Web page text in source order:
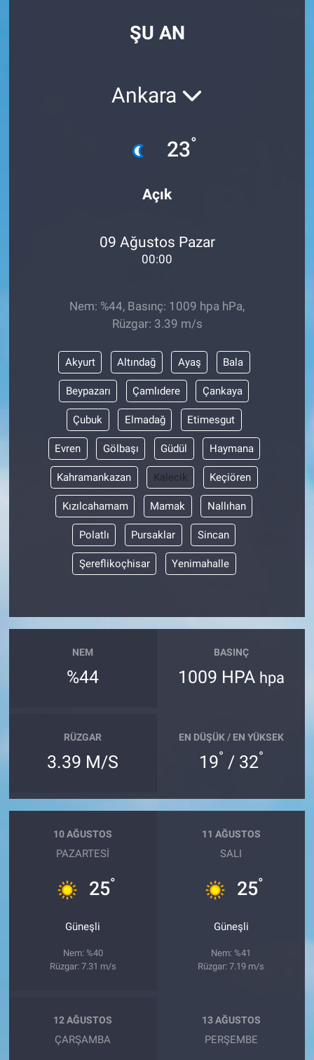
ŞU AN
Ankara
23°
Açık
09 Ağustos Pazar
00:00
Nem: %44, Basınç: 1009 hpa hPa,
Rüzgar: 3.39 m/s
Akyurt Altındağ Ayaş Bala
Beypazarı Çamlıdere Çankaya
Çubuk Elmadağ Etimesgut
Evren Gölbaşı Güdül Haymana
Kahramankazan Kalecik Keçiören
Kızılcahamam Mamak Nallıhan
Polatlı Pursaklar Sincan
Şereflikoçhisar Yenimahalle
NEM
%44
BASINÇ
1009 HPA hpa
RÜZGAR
3.39 M/S
EN DÜŞÜK / EN YÜKSEK
19° / 32°
10 AĞUSTOS
PAZARTESI
25°
Güneşli
Nem: %40
Rüzgar: 7.31 m/s
11 AĞUSTOS
SALI
25°
Güneşli
Nem: %41
Rüzgar: 7.19 m/s
12 AĞUSTOS
ÇARŞAMBA
13 AĞUSTOS
PERŞEMBE